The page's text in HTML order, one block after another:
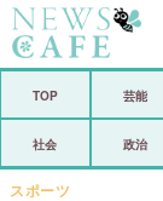
経済
TOP 芸能
社会 政治
スポーツ